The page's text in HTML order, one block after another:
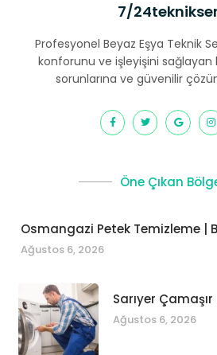
7/
Profesyonel Beyaz Eşya Teknik
konforunu ve işleyişini sağlayan
sorunlarına ve güvenilir
Öne Çıkan
Osmangazi Petek Temizleme |
Ağustos 6, 2026
Sarıyer
Ağustos 6, 2026